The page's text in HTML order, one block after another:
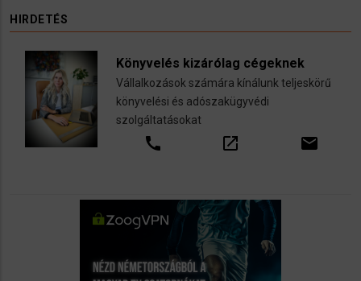
HIRDETÉS
Könyvelés kizárólag cégeknek
Vállalkozások számára kínálunk teljeskörű
könyvelési és adószakügyvédi
szolgáltatásokat
call open_in_new email